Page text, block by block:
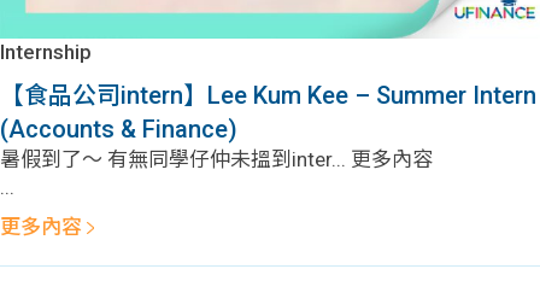
Internship
【食品公司intern】Lee Kum Kee – Summer Intern
(Accounts & Finance)
暑假到了～ 有無同學仔仲未搵到inter... 更多內容
...
更多內容